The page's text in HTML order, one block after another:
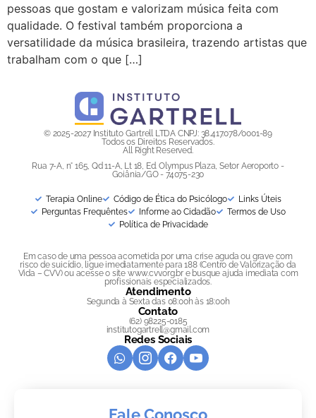
pessoas que gostam e valorizam música feita com
qualidade. O festival também proporciona a
versatilidade da música brasileira, trazendo artistas que
trabalham com o que […]
© 2025-2027 Instituto Gartrell LTDA CNPJ: 38.417.078/0001-89
Todos os Direitos Reservados.
All Right Reserved.
Rua 7-A, n° 165, Qd 11-A, Lt 18, Ed. Olympus Plaza, Setor Aeroporto -
Goiânia/GO - 74075-230
Terapia Online Código de Ética do Psicólogo
Links Úteis
Perguntas Frequêntes
Informe ao Cidadão
Termos de Uso
Política de Privacidade
Em caso de uma pessoa acometida por uma crise aguda ou grave com
risco de suicídio, ligue imediatamente para 188 (Centro de Valorização da
Vida – CVV) ou acesse o site www.cvv.org.br e busque ajuda imediata com
profissionais especializados.
Atendimento
Segunda à Sexta das 08:00h às 18:00h
Contato
(62) 98225-0185
institutogartrell@gmail.com
Redes Sociais